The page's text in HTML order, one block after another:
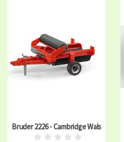
Bruder 2226 - Cambridge Wals